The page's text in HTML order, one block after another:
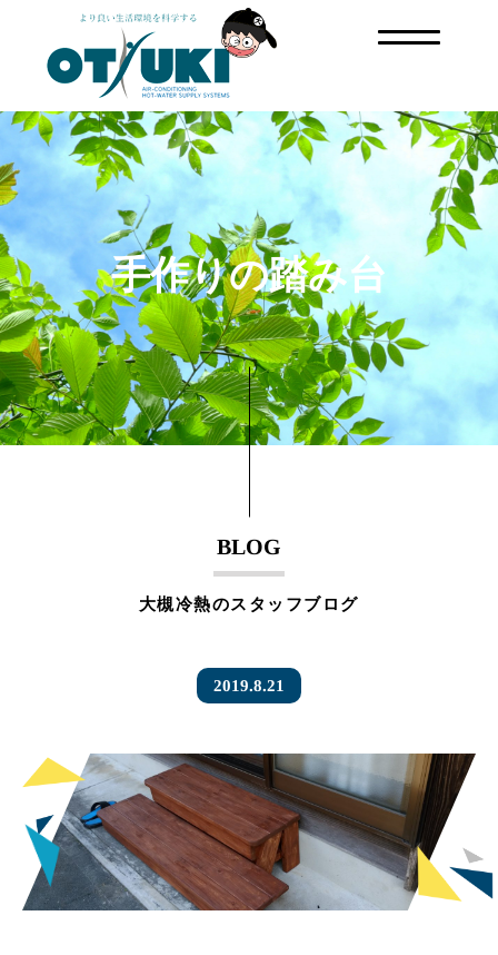
手作りの踏み台
BLOG
大槻冷熱のスタッフブログ
2019.8.21